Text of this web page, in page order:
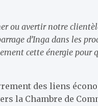
ou avertir notre
d’Inga dans les
cette énergie pour
des liens
la Chambre de